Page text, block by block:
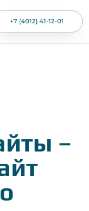
+7 (4012) 41-12-01
–